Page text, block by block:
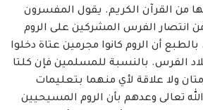
من القرآن الكريم. يقول المفسرون
انتصار الفرس ‏المشركين على الروم
أن الروم كانوا مجرمين عتاة دخلوا
الفرس. بالنسبة للمسلمين فإن كلتا
ولا علاقة لأي منهما بتعليمات
تعالى وعدهم بأن الروم المسيحيين